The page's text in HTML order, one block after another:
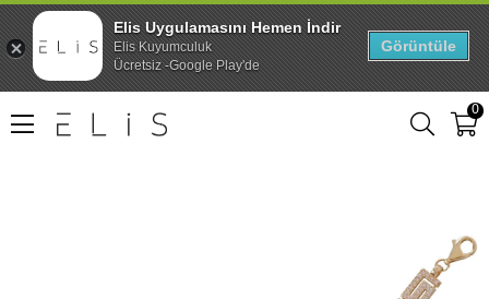
0
Elis Uygulamasını Hemen İndir
Elis Kuyumculuk
Ücretsiz -Google Play'de
Görüntüle